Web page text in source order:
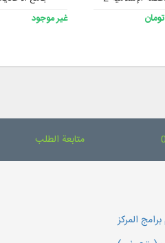
غير موجود
متابعة الطلب
المركز